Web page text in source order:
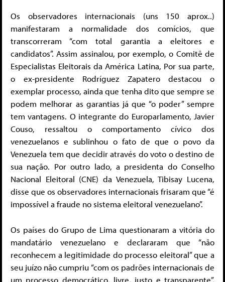
Os observadores internacionais (uns 150 aprox..)
manifestaram a normalidade dos comícios, que
transcorreram “com total garantia a eleitores e
candidatos”. Assim assinalou, por exemplo, o Comitê de
Especialistas Eleitorais da América Latina, Por sua parte,
o ex-presidente Rodríguez Zapatero destacou o
exemplar processo, ainda que tenha dito que sempre se
podem melhorar as garantias já que “o poder” sempre
tem vantagens. O integrante do Europarlamento, Javier
Couso, ressaltou o comportamento cívico dos
venezuelanos e sublinhou o fato de que o povo da
Venezuela tem que decidir através do voto o destino de
sua nação. Por outro lado, a presidenta do Conselho
Nacional Eleitoral (CNE) da Venezuela, Tibisay Lucena,
disse que os observadores internacionais frisaram que “é
impossível a fraude no sistema eleitoral venezuelano”.
Os países do Grupo de Lima questionaram a vitória do
mandatário venezuelano e declararam que “não
reconhecem a legitimidade do processo eleitoral” que a
seu juízo não cumpriu “com os padrões internacionais de
um processo democrático, livre, justo e transparente”,